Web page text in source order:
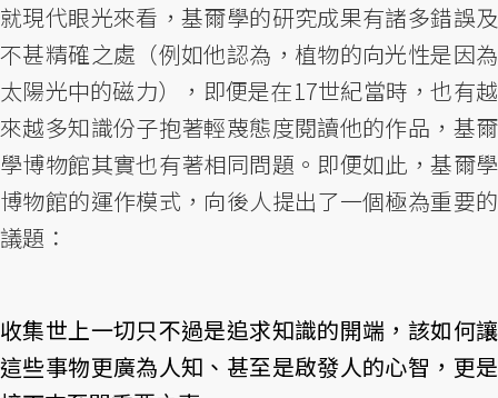
就現代眼光來看，基爾學的研究成果有諸多錯誤及
不甚精確之處（例如他認為，植物的向光性是因為
太陽光中的磁力），即便是在17世紀當時，也有越
來越多知識份子抱著輕蔑態度閱讀他的作品，基爾
學博物館其實也有著相同問題。即便如此，基爾學
博物館的運作模式，向後人提出了一個極為重要的
議題：
收集世上一切只不過是追求知識的開端，該如何讓
這些事物更廣為人知、甚至是啟發人的心智，更是